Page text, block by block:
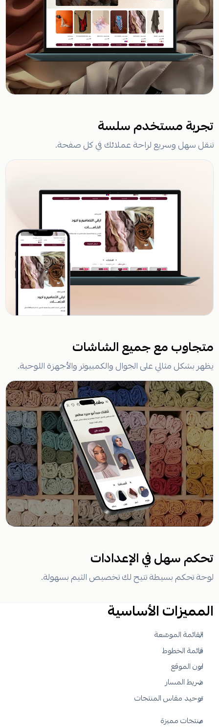
تجربة مستخدم سلسة
تنقل سهل وسريع لراحة عملائك في كل صفحة.
متجاوب مع جميع الشاشات
يظهر بشكل مثالي على الجوال والكمبيوتر والأجهزة اللوحية.
تحكم سهل في الإعدادات
لوحة تحكم بسيطة تتيح لك تخصيص الثيم بسهولة.
المميزات الأساسية
القائمة الموسّعة
قائمة الخطوط
لون الموقع
شريط المسار
توحيد مقاس المنتجات
منتجات مميزة